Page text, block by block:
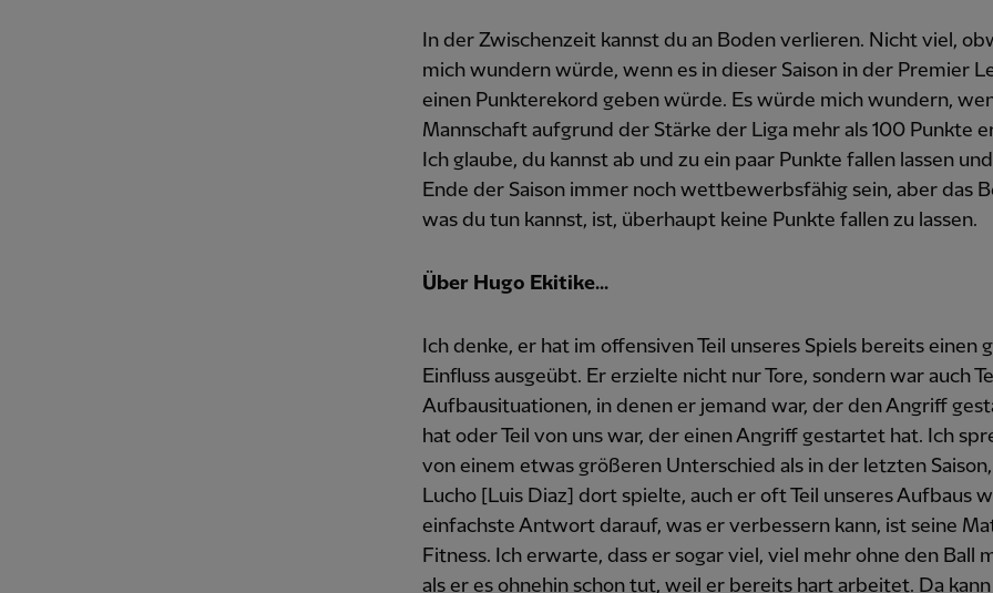
In der Zwischenzeit kannst du an Boden verlieren. Nicht viel,
mich wundern würde, wenn es in dieser Saison in der Premier
einen Punkterekord geben würde. Es würde mich wundern,
Mannschaft aufgrund der Stärke der Liga mehr als 100 Punkte
Ich glaube, du kannst ab und zu ein paar Punkte fallen lassen
Ende der Saison immer noch wettbewerbsfähig sein, aber das
was du tun kannst, ist, überhaupt keine Punkte fallen zu lassen.
Über Hugo Ekitike...
Ich denke, er hat im offensiven Teil unseres Spiels bereits einen
Einfluss ausgeübt. Er erzielte nicht nur Tore, sondern war auch
Aufbausituationen, in denen er jemand war, der den Angriff
hat oder Teil von uns war, der einen Angriff gestartet hat. Ich
von einem etwas größeren Unterschied als in der letzten
Lucho [Luis Diaz] dort spielte, auch er oft Teil unseres Aufbaus
einfachste Antwort darauf, was er verbessern kann, ist seine
Fitness. Ich erwarte, dass er sogar viel, viel mehr ohne den Ball
als er es ohnehin schon tut, weil er bereits hart arbeitet. Da